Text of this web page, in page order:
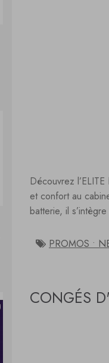
Découvrez
et confort au
batterie, il
PROMOS •
CONGÉS